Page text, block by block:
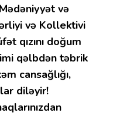
və
və Kollektivi
qızını doğum
qəlbdən təbrik
cansağlığı,
diləyir!